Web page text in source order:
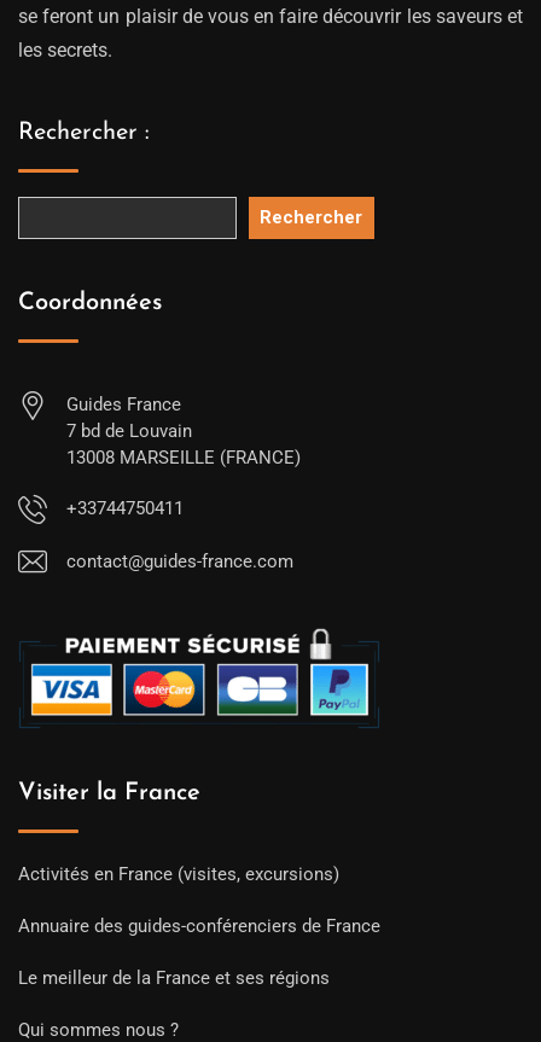
se feront un plaisir de vous en faire découvrir les saveurs et
les secrets.
Rechercher :
Rechercher
Coordonnées
Guides France
7 bd de Louvain
13008 MARSEILLE (FRANCE)
+33744750411
contact@guides-france.com
Visiter la France
Activités en France (visites, excursions)
Annuaire des guides-conférenciers de France
Le meilleur de la France et ses régions
Qui sommes nous ?